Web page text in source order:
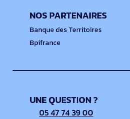
NOS PARTENAIRES
Banque des Territoires
Bpifrance
UNE QUESTION ?
05 47 74 39 00